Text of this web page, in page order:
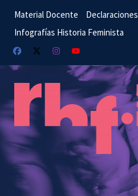
contenido
Material Docente Declaraciones
Infografías Historia Feminista